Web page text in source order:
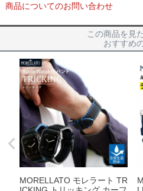
商品についてのお問い合わせ
この商品を見
おすすめ
MORELLATO モレラート TR